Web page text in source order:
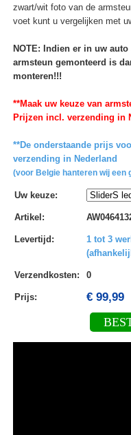
zwart/wit foto van de
voet kunt u vergelijken met
NOTE: Indien er in uw
armsteun gemonteerd is
monteren!!!
**Maak uw keuze van
Prijzen incl. verzending in
**De onderstaande prijs
verzending in Nederland
(voor Belgie hanteren wij een
Uw keuze:
Artikel :
Levertijd :
1 tot 3
Verzendkosten: 0
Prijs: € 99,99